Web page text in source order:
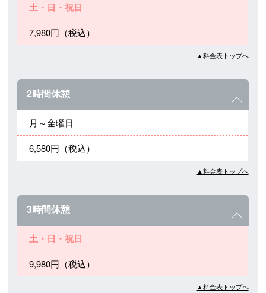
土・日・祝日
7,980円（税込）
▲料金表トップへ
2時間休憩
月～金曜日
6,580円（税込）
▲料金表トップへ
3時間休憩
土・日・祝日
9,980円（税込）
▲料金表トップへ